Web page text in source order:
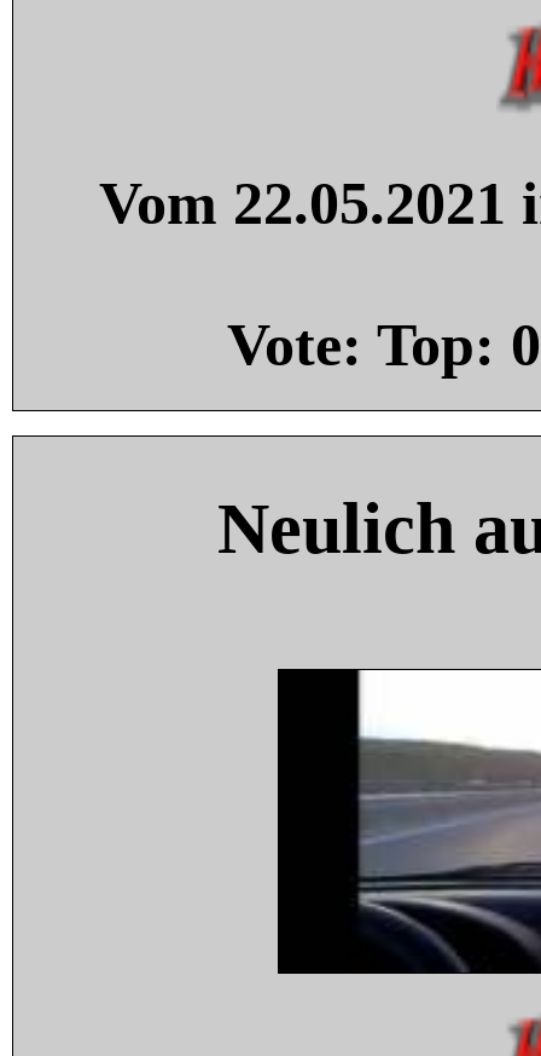
Vom
Vote: Top: 0
Neulich